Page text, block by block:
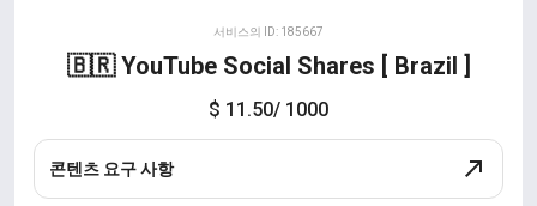
서비스의 ID: 185667
🇧🇷 YouTube Social Shares [ Brazil ]
$ 11.50/ 1000
콘텐츠 요구 사항